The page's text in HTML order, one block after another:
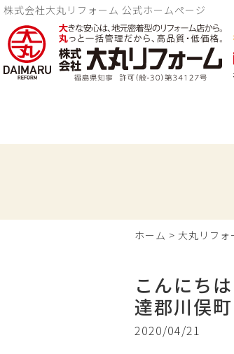
株式会社大丸リフォーム 公式ホームページ
ホーム > 大丸リフ
こんにち
達郡川俣
2020/04/21